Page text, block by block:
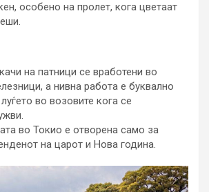
особено на пролет, кога цветаат
на патници се вработени во
а нивна работа е буквално
во возовите кога се
во Токио е отворена само за
на царот и Нова година.